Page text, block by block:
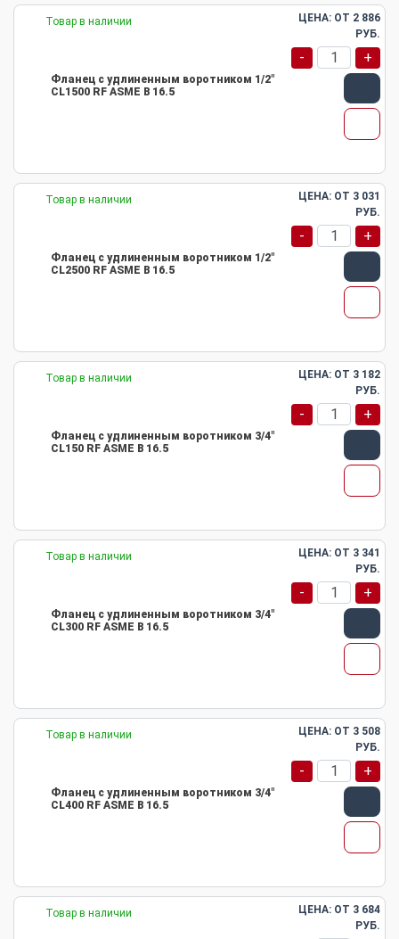
Товар в наличии
Фланец с удлиненным воротником 1/2"
CL1500 RF ASME B 16.5
ЦЕНА: ОТ 2 886
РУБ.
- +
Товар в наличии
Фланец с удлиненным воротником 1/2"
CL2500 RF ASME B 16.5
ЦЕНА: ОТ 3 031
РУБ.
- +
Товар в наличии
Фланец с удлиненным воротником 3/4"
CL150 RF ASME B 16.5
ЦЕНА: ОТ 3 182
РУБ.
- +
Товар в наличии
Фланец с удлиненным воротником 3/4"
CL300 RF ASME B 16.5
ЦЕНА: ОТ 3 341
РУБ.
- +
Товар в наличии
Фланец с удлиненным воротником 3/4"
CL400 RF ASME B 16.5
ЦЕНА: ОТ 3 508
РУБ.
- +
Товар в наличии ЦЕНА: ОТ 3 684
РУБ.